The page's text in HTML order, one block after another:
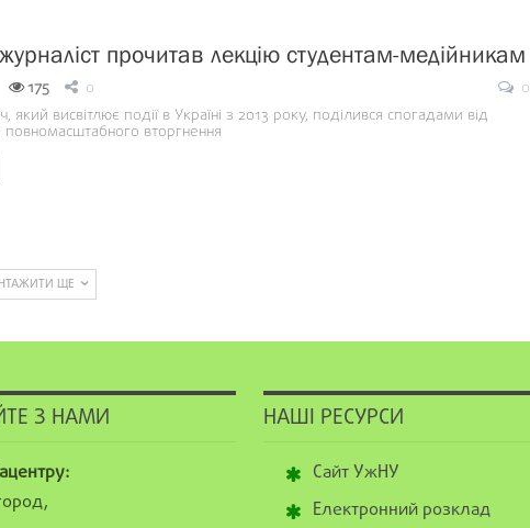
прочитав лекцію студентам-медійникам
175 0
0
висвітлює події в Україні з 2013 року, поділився спогадами від
вторгнення
ЩЕ
З НАМИ НАШІ РЕСУРСИ
Сайт УжНУ
Електронний розклад